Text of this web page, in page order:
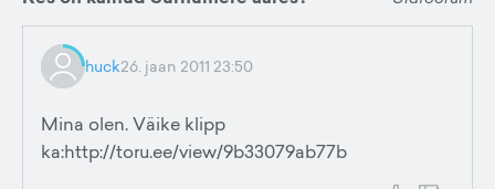
huck26. jaan 2011 23:50
Mina olen. Väike klipp
ka:http://toru.ee/view/9b33079ab77b